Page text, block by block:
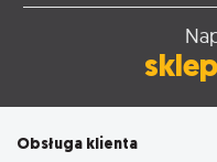
Obsługa klienta